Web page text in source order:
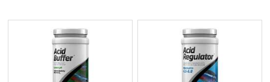
på slimhinner og forebygger
mage- og tarmsykdommer. Den
forebyggende tilsettningen av
Happy-Life RioNequa egner seg
spesielt for tilvenning og pleie
for ciklider, maller og annen fisk
(f.eks. for plantevekst) og
forebyggende/profylaktisk for å
forebygge infeksjoner. Det løser
effektivt en rekke fersk- og
saltvannsproblemer. Videre er
den laget av 100% naturlige